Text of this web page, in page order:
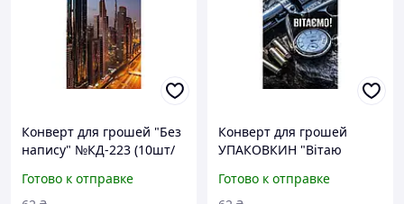
Конверт для грошей "Без
напису" №КД-223 (10шт/
Готово к отправке
Конверт для грошей
УПАКОВКИН "Вітаю
уп)
Готово к отправке